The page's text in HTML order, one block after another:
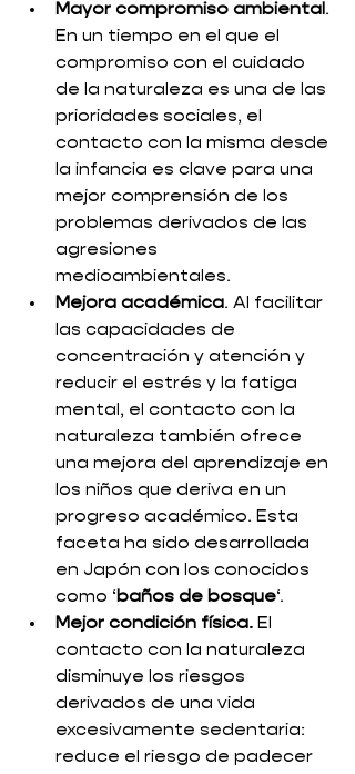
Mayor compromiso ambiental .
En un tiempo en el que el
compromiso con el cuidado
de la naturaleza es una de las
prioridades sociales, el
contacto con la misma desde
la infancia es clave para una
mejor comprensión de los
problemas derivados de las
agresiones
medioambientales.
Mejora académica. Al facilitar
las capacidades de
concentración y atención y
reducir el estrés y la fatiga
mental, el contacto con la
naturaleza también ofrece
una mejora del aprendizaje en
los niños que deriva en un
progreso académico. Esta
faceta ha sido desarrollada
en Japón con los conocidos
como ‘baños de bosque‘.
Mejor condición física. El
contacto con la naturaleza
disminuye los riesgos
derivados de una vida
excesivamente sedentaria:
reduce el riesgo de padecer